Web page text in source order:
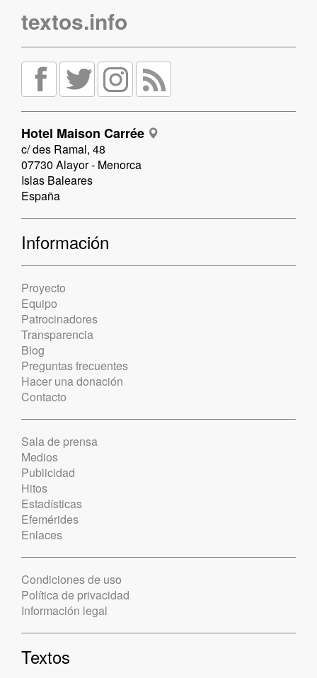
textos.info
Hotel Maison Carrée
c/ des Ramal, 48
07730 Alayor - Menorca
Islas Baleares
España
Información
Proyecto
Equipo
Patrocinadores
Transparencia
Blog
Preguntas frecuentes
Hacer una donación
Contacto
Sala de prensa
Medios
Publicidad
Hitos
Estadísticas
Efemérides
Enlaces
Condiciones de uso
Política de privacidad
Información legal
Textos